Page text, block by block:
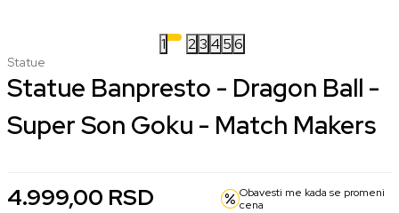
1 23 456
Statue
Statue Banpresto - Dragon Ball -
Super Son Goku - Match Makers
4.999,00 RSD
Obavesti me kada se promeni
cena